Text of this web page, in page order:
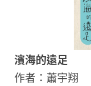
濱海的遠足
作者：蕭宇翔